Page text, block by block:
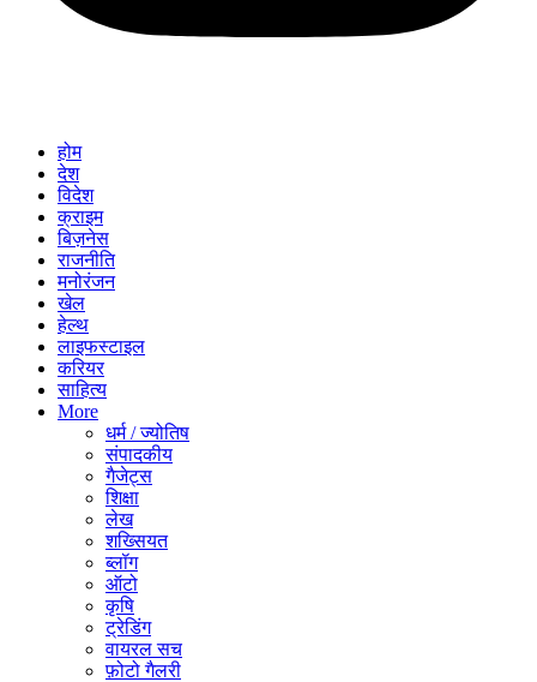
होम
देश
विदेश
क्राइम
बिज़नेस
राजनीति
मनोरंजन
खेल
हेल्थ
लाइफस्टाइल
करियर
साहित्य
More
धर्म / ज्योतिष
संपादकीय
गैजेट्स
शिक्षा
लेख
शख्सियत
ब्लॉग
ऑटो
कृषि
ट्रेडिंग
वायरल सच
फ़ोटो गैलरी